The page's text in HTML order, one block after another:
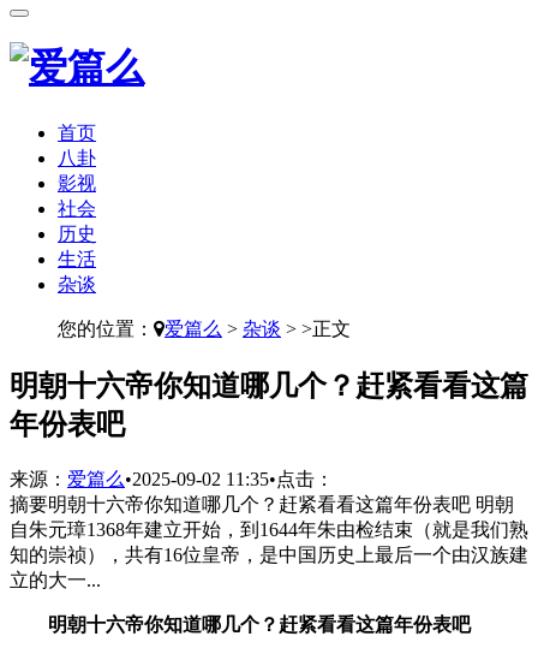
首页
八卦
影视
社会
历史
生活
杂谈
您的位置： 爱篇么 > 杂谈 > >正文
​明朝十六帝你知道哪几个？赶紧看看这篇
年份表吧
来源： 爱篇么•2025-09-02 11:35•点击：
摘要明朝十六帝你知道哪几个？赶紧看看这篇年份表吧 明朝
自朱元璋1368年建立开始，到1644年朱由检结束（就是我们熟
知的崇祯），共有16位皇帝，是中国历史上最后一个由汉族建
立的大一...
明朝十六帝你知道哪几个？赶紧看看这篇年份表吧